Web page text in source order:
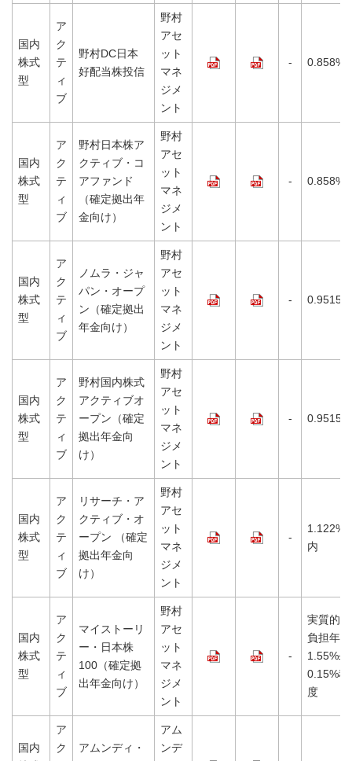
国内
株式
型
ア
ク
テ
ィ
ブ
野村DC日本
好配当株投信
野村
アセ
ット
マネ
ジメ
ント
- 0.858%
国内
株式
型
ア
ク
テ
ィ
ブ
野村日本株ア
クティブ・コ
アファンド
（確定拠出年
金向け）
野村
アセ
ット
マネ
ジメ
ント
- 0.858%
国内
株式
型
ア
ク
テ
ィ
ブ
ノムラ・ジャ
パン・オープ
ン（確定拠出
年金向け）
野村
アセ
ット
マネ
ジメ
ント
- 0.9515%
国内
株式
型
ア
ク
テ
ィ
ブ
野村国内株式
アクティブオ
ープン（確定
拠出年金向
け）
野村
アセ
ット
マネ
ジメ
ント
- 0.9515%
国内
株式
型
ア
ク
テ
ィ
ブ
リサーチ・ア
クティブ・オ
ープン （確定
拠出年金向
け）
野村
アセ
ット
マネ
ジメ
ント
-
1.122%
内
国内
株式
型
ア
ク
テ
ィ
ブ
マイストーリ
ー・日本株
100（確定拠
出年金向け）
野村
アセ
ット
マネ
ジメ
ント
-
実質的な
負担年
1.55%±
0.15%程
度
国内
ア
ク
アムンディ・
アム
ンデ